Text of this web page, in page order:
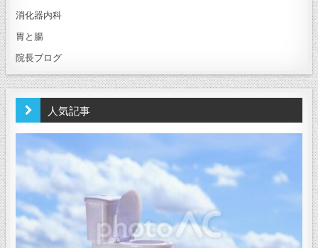
消化器内科
胃と腸
院長ブログ
人気記事